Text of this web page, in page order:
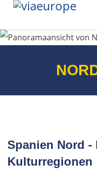
Spanien Nord -
Kulturregionen
Panevėžys
Ełk